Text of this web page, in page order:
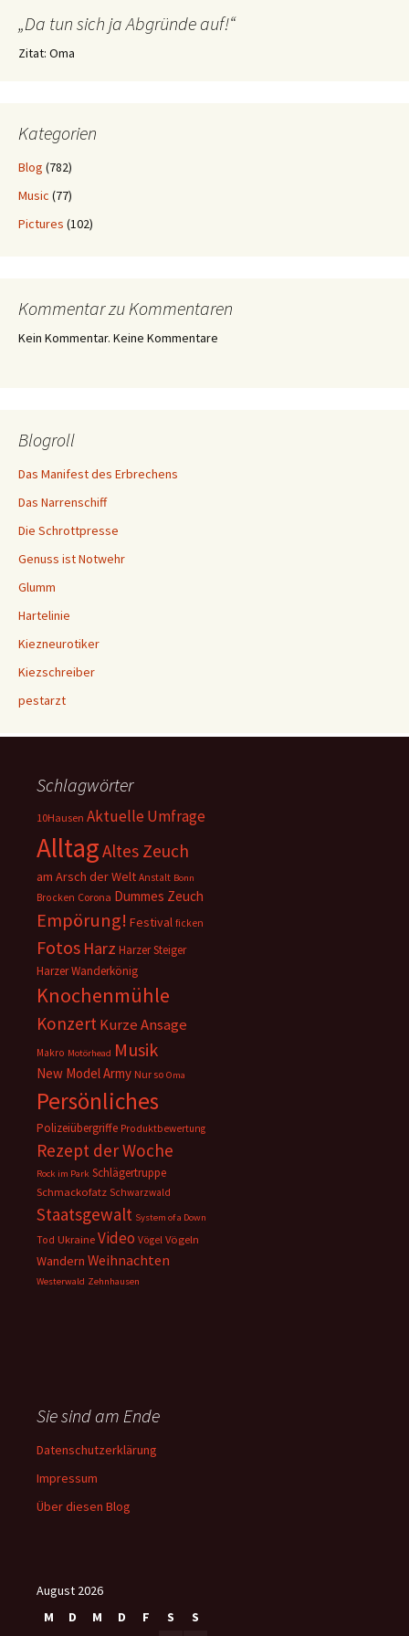
„Da tun sich ja Abgründe auf!“
Zitat: Oma
Kategorien
Blog (782)
Music (77)
Pictures (102)
Kommentar zu Kommentaren
Kein Kommentar. Keine Kommentare
Blogroll
Das Manifest des Erbrechens
Das Narrenschiff
Die Schrottpresse
Genuss ist Notwehr
Glumm
Hartelinie
Kiezneurotiker
Kiezschreiber
pestarzt
Schlagwörter
10Hausen Aktuelle Umfrage
AlltagAltes Zeuch
am Arsch der Welt Anstalt Bonn
Brocken Corona Dummes Zeuch
Empörung! Festival ficken
Fotos Harz Harzer Steiger
Harzer Wanderkönig
Knochenmühle
KonzertKurze Ansage
Makro Motörhead Musik
New Model Army Nur so Oma
Persönliches
Polizeiübergriffe Produktbewertung
Rezept der Woche
Rock im Park Schlägertruppe
Schmackofatz Schwarzwald
Staatsgewalt System of a Down
Tod Ukraine Video Vögel Vögeln
Wandern Weihnachten
Westerwald Zehnhausen
Sie sind am Ende
Datenschutzerklärung
Impressum
Über diesen Blog
August 2026
M
D M D F S
S